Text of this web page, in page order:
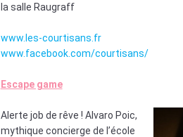
la salle Raugraff
www.les-courtisans.fr
www.facebook.com/courtisans/
Escape game
Alerte job de rêve ! Alvaro Poic,
mythique concierge de l’école